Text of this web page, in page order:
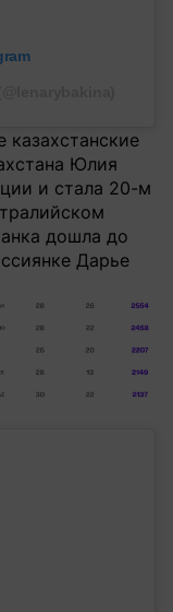
казахстанские
Юлия
и стала 20-м
дошла до
Дарье